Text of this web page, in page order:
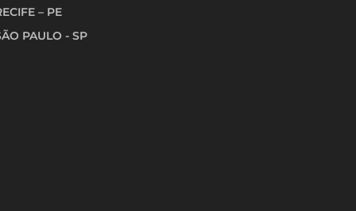
– PE
PAULO - SP